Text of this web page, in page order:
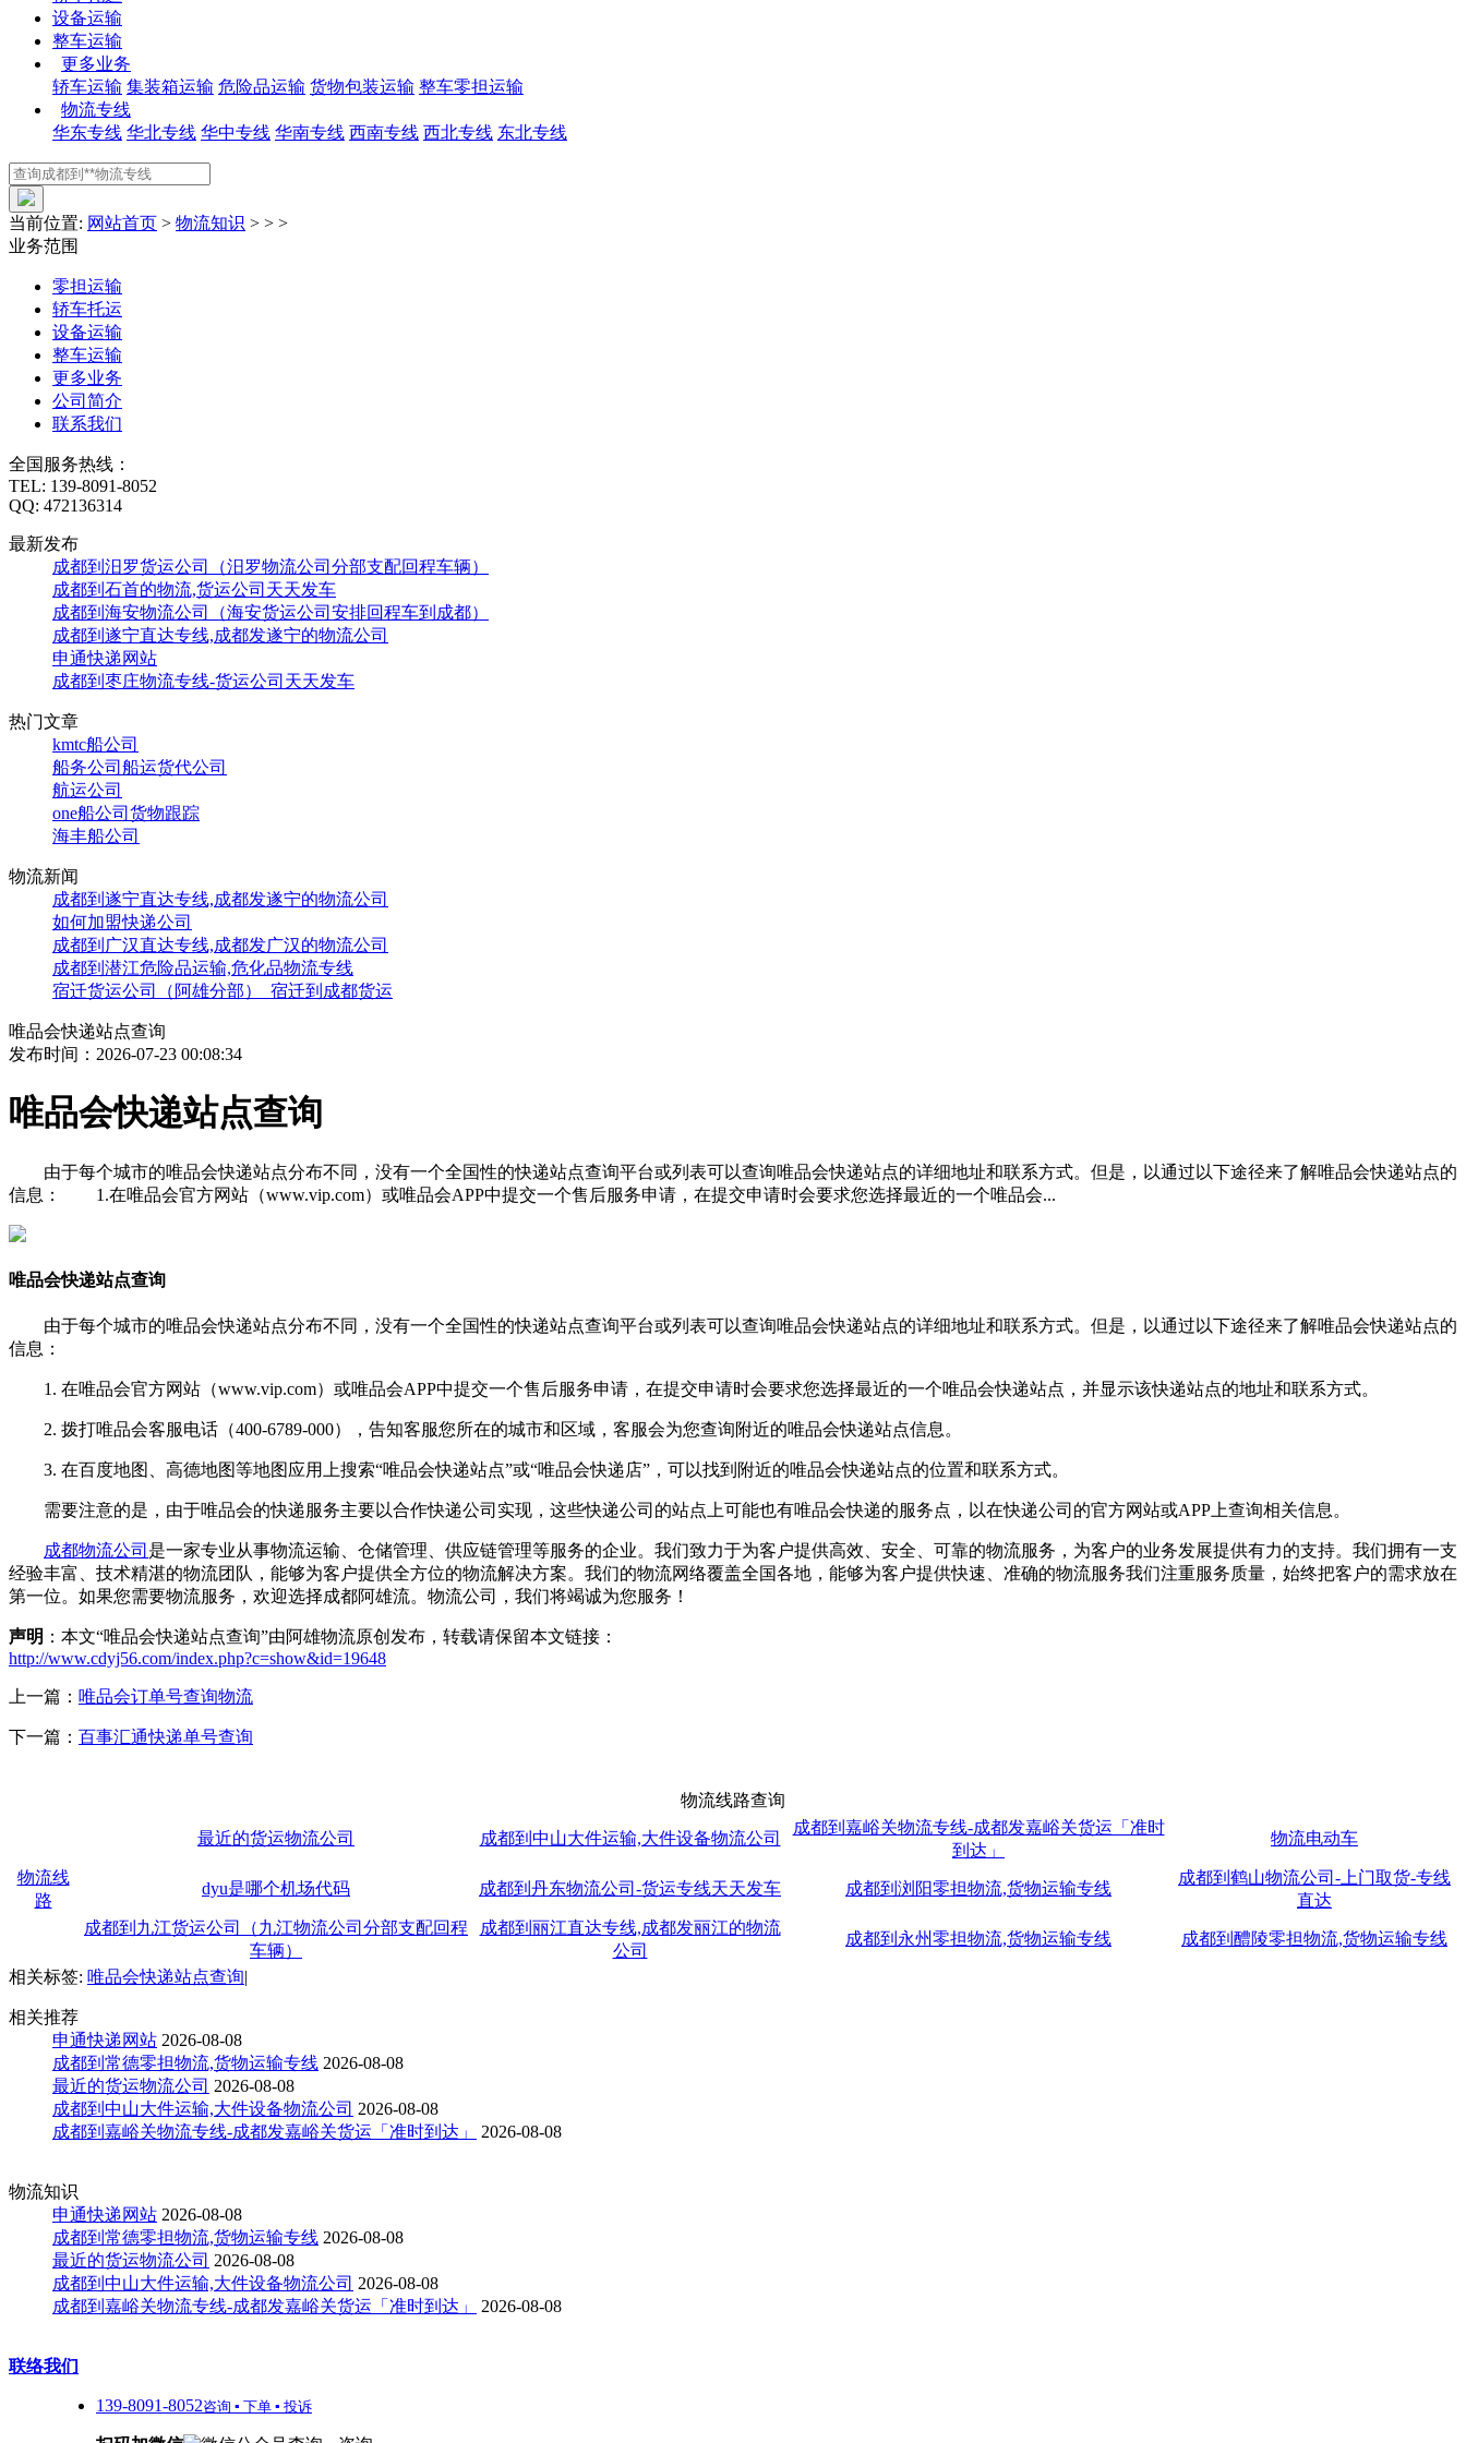
设备运输
整车运输
更多业务
轿车运输 集装箱运输 危险品运输 货物包装运输 整车零担运输
物流专线
华东专线 华北专线 华中专线 华南专线 西南专线 西北专线 东北专线
当前位置: 网站首页 > 物流知识 > > >
业务范围
零担运输
轿车托运
设备运输
整车运输
更多业务
公司简介
联系我们
全国服务热线：
TEL: 139-8091-8052
QQ: 472136314
最新发布
成都到汨罗货运公司（汨罗物流公司分部支配回程车辆）
成都到石首的物流,货运公司天天发车
成都到海安物流公司（海安货运公司安排回程车到成都）
成都到遂宁直达专线,成都发遂宁的物流公司
申通快递网站
成都到枣庄物流专线-货运公司天天发车
热门文章
kmtc船公司
船务公司船运货代公司
航运公司
one船公司货物跟踪
海丰船公司
物流新闻
成都到遂宁直达专线,成都发遂宁的物流公司
如何加盟快递公司
成都到广汉直达专线,成都发广汉的物流公司
成都到潜江危险品运输,危化品物流专线
宿迁货运公司（阿雄分部）_宿迁到成都货运
唯品会快递站点查询
发布时间：2026-07-23 00:08:34
唯品会快递站点查询
由于每个城市的唯品会快递站点分布不同，没有一个全国性的快递站点查询平台或列表可以查询唯品会快递站点的详细地址和联系方式。但是，以通过以下途径来了解唯品会快递站点的
信息： 1.在唯品会官方网站（www.vip.com）或唯品会APP中提交一个售后服务申请，在提交申请时会要求您选择最近的一个唯品会...
唯品会快递站点查询
由于每个城市的唯品会快递站点分布不同，没有一个全国性的快递站点查询平台或列表可以查询唯品会快递站点的详细地址和联系方式。但是，以通过以下途径来了解唯品会快递站点的
信息：
1. 在唯品会官方网站（www.vip.com）或唯品会APP中提交一个售后服务申请，在提交申请时会要求您选择最近的一个唯品会快递站点，并显示该快递站点的地址和联系方式。
2. 拨打唯品会客服电话（400-6789-000），告知客服您所在的城市和区域，客服会为您查询附近的唯品会快递站点信息。
3. 在百度地图、高德地图等地图应用上搜索“唯品会快递站点”或“唯品会快递店”，可以找到附近的唯品会快递站点的位置和联系方式。
需要注意的是，由于唯品会的快递服务主要以合作快递公司实现，这些快递公司的站点上可能也有唯品会快递的服务点，以在快递公司的官方网站或APP上查询相关信息。
成都物流公司 是一家专业从事物流运输、仓储管理、供应链管理等服务的企业。我们致力于为客户提供高效、安全、可靠的物流服务，为客户的业务发展提供有力的支持。我们拥有一支
经验丰富、技术精湛的物流团队，能够为客户提供全方位的物流解决方案。我们的物流网络覆盖全国各地，能够为客户提供快速、准确的物流服务我们注重服务质量，始终把客户的需求放在
第一位。如果您需要物流服务，欢迎选择成都阿雄流。物流公司，我们将竭诚为您服务！
声明 ：本文“唯品会快递站点查询”由阿雄物流原创发布，转载请保留本文链接：
http://www.cdyj56.com/index.php?c=show&id=19648
上一篇： 唯品会订单号查询物流
下一篇： 百事汇通快递单号查询
物流线路查询
物流线
路
最近的货运物流公司 成都到中山大件运输,大件设备物流公司
成都到嘉峪关物流专线-成都发嘉峪关货运「准时
到达」
物流电动车
dyu是哪个机场代码 成都到丹东物流公司-货运专线天天发车 成都到浏阳零担物流,货物运输专线
成都到鹤山物流公司-上门取货-专线
直达
成都到九江货运公司（九江物流公司分部支配回程
车辆）
成都到丽江直达专线,成都发丽江的物流
公司
成都到永州零担物流,货物运输专线 成都到醴陵零担物流,货物运输专线
相关标签: 唯品会快递站点查询|
相关推荐
申通快递网站 2026-08-08
成都到常德零担物流,货物运输专线 2026-08-08
最近的货运物流公司 2026-08-08
成都到中山大件运输,大件设备物流公司 2026-08-08
成都到嘉峪关物流专线-成都发嘉峪关货运「准时到达」
2026-08-08
物流知识
申通快递网站 2026-08-08
成都到常德零担物流,货物运输专线 2026-08-08
最近的货运物流公司 2026-08-08
成都到中山大件运输,大件设备物流公司 2026-08-08
成都到嘉峪关物流专线-成都发嘉峪关货运「准时到达」
2026-08-08
联络我们
139-8091-8052咨询 ▪ 下单 ▪ 投诉